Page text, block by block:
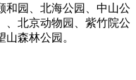
和园、北海公园、中山公
、北京动物园、紫竹院公
森林公园。